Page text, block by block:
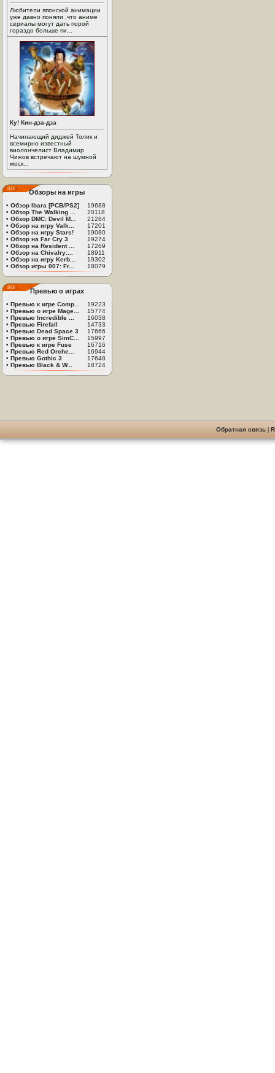
Любители японской анимации
уже давно поняли ,что аниме
сериалы могут дать порой
гораздо больше пи...
Ку! Кин-дза-дза
Начинающий диджей Толик и
всемирно известный
виолончелист Владимир
Чижов встречают на шумной
моск...
Обзоры на игры
• Обзор Ibara [PCB/PS2]
19688
• Обзор The Walking ...
20118
• Обзор DMC: Devil M...
21284
• Обзор на игру Valk...
17201
• Обзор на игру Stars!
19080
• Обзор на Far Cry 3
19274
• Обзор на Resident ...
17269
• Обзор на Chivalry:...
18911
• Обзор на игру Kerb...
19302
• Обзор игры 007: Fr... 18079
Превью о играх
• Превью к игре Comp...
19223
• Превью о игре Mage...
15774
• Превью Incredible ...
16038
• Превью Firefall
14733
• Превью Dead Space 3
17666
• Превью о игре SimC...
15997
• Превью к игре Fuse
16716
• Превью Red Orche...
16944
• Превью Gothic 3
17648
• Превью Black & W... 18724
Обратная связь